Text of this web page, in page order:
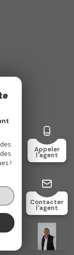
Appeler
l'agent
Contacter
l'agent
!